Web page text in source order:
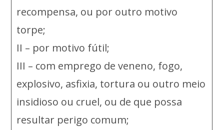
recompensa, ou por outro motivo
torpe;
II – por motivo fútil;
III – com emprego de veneno, fogo,
explosivo, asfixia, tortura ou outro meio
insidioso ou cruel, ou de que possa
resultar perigo comum;